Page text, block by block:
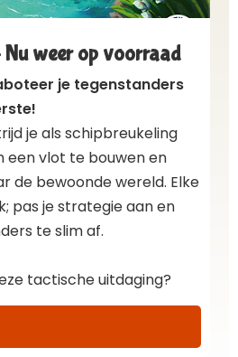
weer op voorraad
je tegenstanders
je als schipbreukeling
een vlot te bouwen en
de bewoonde wereld. Elke
pas je strategie aan en
te slim af.
tactische uitdaging?